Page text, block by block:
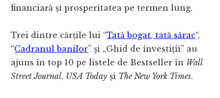
financiară și prosperitatea pe termen lung.
Trei dintre cărțile lui “Tată bogat, tată sărac“,
“Cadranul banilor” și „Ghid de investiții” au
ajuns în top 10 pe listele de Bestseller în Wall
Street Journal, USA Today și The New York Times.